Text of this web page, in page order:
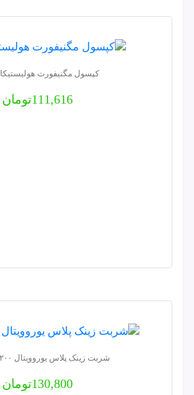
کپسول مگنیفورت هولیستیکا ۳۲ عدد
111,616تومان
شربت زینک پلاس یوروویتال ۲۰۰ میلی لیتر
130,800تومان